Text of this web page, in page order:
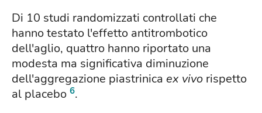
Di 10 studi randomizzati controllati che
hanno testato l'effetto antitrombotico
dell'aglio, quattro hanno riportato una
modesta ma significativa diminuzione
dell'aggregazione piastrinica ex vivo rispetto
al placebo 6.